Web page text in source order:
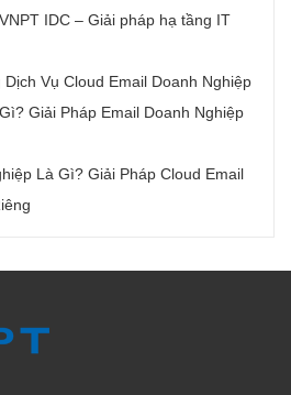
IDC – Giải pháp hạ tầng IT
Vụ Cloud Email Doanh Nghiệp
Giải Pháp Email Doanh Nghiệp
Là Gì? Giải Pháp Cloud Email